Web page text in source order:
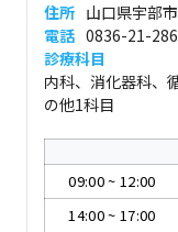
住所 山口県宇部
電話 0836-21-
診療科目
内科、消化器科、
の他1科目
09:00~ 12:00
14:00~ 17:00